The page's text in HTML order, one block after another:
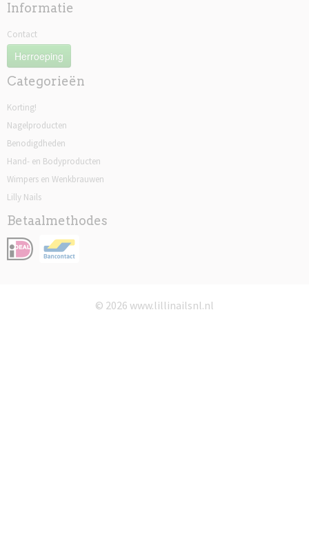
Informatie
Contact
Herroeping
Categorieën
Korting!
Nagelproducten
Benodigdheden
Hand- en Bodyproducten
Wimpers en Wenkbrauwen
Lilly Nails
Betaalmethodes
© 2026 www.lillinailsnl.nl